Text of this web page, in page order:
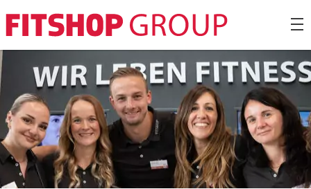
Zum
Inhalt
springen
Fitshop